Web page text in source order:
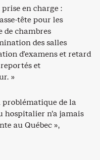
en charge :
tête pour les
de chambres
des salles
d’examens et retard
et
»
problématique de la
n’a jamais
au Québec »,